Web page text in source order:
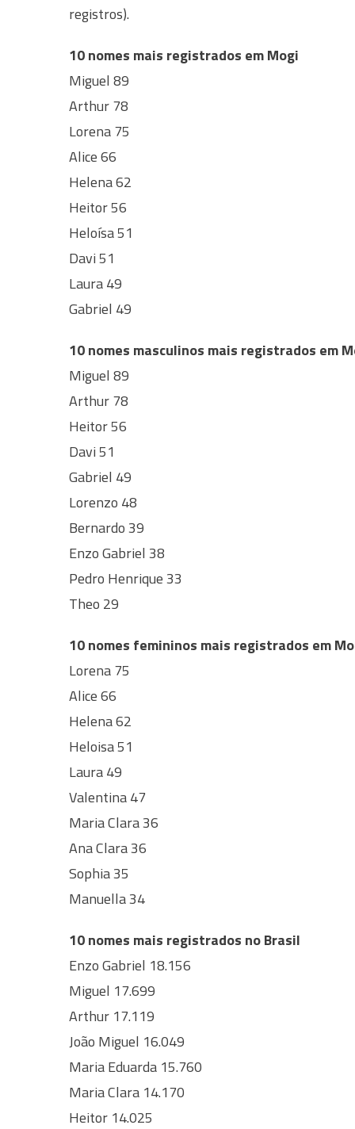
registros).
10 nomes mais registrados em Mogi
Miguel 89
Arthur 78
Lorena 75
Alice 66
Helena 62
Heitor 56
Heloísa 51
Davi 51
Laura 49
Gabriel 49
10 nomes masculinos mais registrados em
Miguel 89
Arthur 78
Heitor 56
Davi 51
Gabriel 49
Lorenzo 48
Bernardo 39
Enzo Gabriel 38
Pedro Henrique 33
Theo 29
10 nomes femininos mais registrados em
Lorena 75
Alice 66
Helena 62
Heloisa 51
Laura 49
Valentina 47
Maria Clara 36
Ana Clara 36
Sophia 35
Manuella 34
10 nomes mais registrados no Brasil
Enzo Gabriel 18.156
Miguel 17.699
Arthur 17.119
João Miguel 16.049
Maria Eduarda 15.760
Maria Clara 14.170
Heitor 14.025